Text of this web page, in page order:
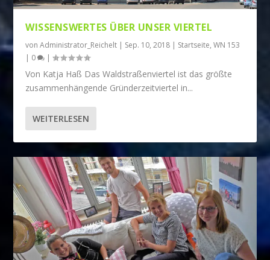
WISSENSWERTES ÜBER UNSER VIERTEL
vonAdministrator_Reichelt | Sep. 10, 2018 | Startseite,WN 153
| 0 |
Von Katja Haß Das Waldstraßenviertel ist das größte
zusammenhängende Grün­derzeitviertel in...
WEITERLESEN